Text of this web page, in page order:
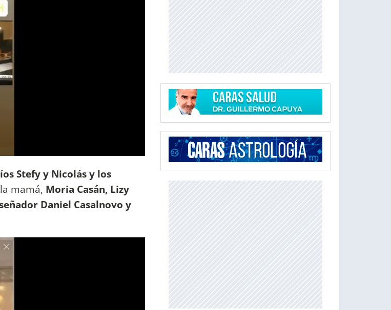
Stefy y Nicolás y los
mamá, Moria Casán, Lizy
Daniel Casalnovo y